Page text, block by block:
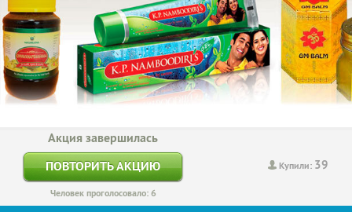
Купили: 39
Акция завершилась
ПОВТОРИТЬ АКЦИЮ
Человек проголосовало: 6